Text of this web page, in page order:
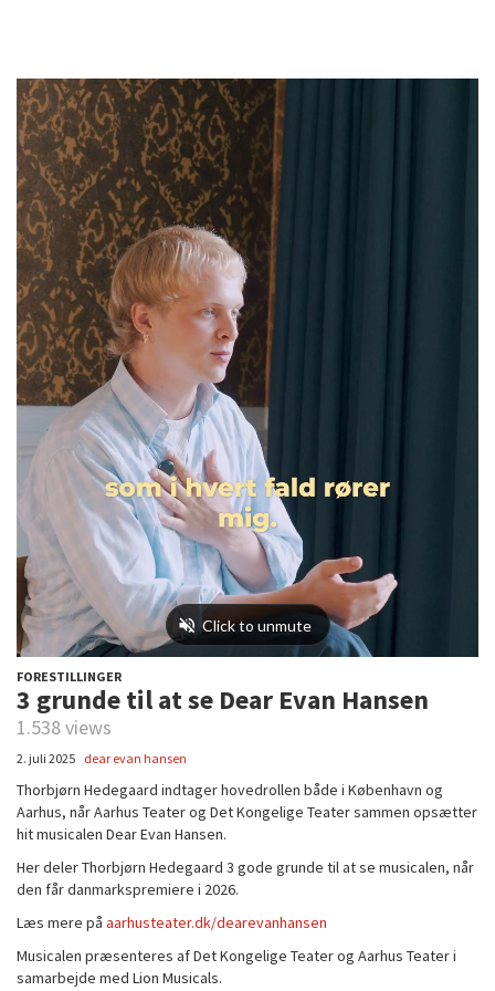
FORESTILLINGER
3 grunde til at se Dear Evan Hansen
1.538 views
2. juli 2025 dear evan hansen
Thorbjørn Hedegaard indtager hovedrollen både i København og
Aarhus, når Aarhus Teater og Det Kongelige Teater sammen opsætter
hit musicalen Dear Evan Hansen.
Her deler Thorbjørn Hedegaard 3 gode grunde til at se musicalen, når
den får danmarkspremiere i 2026.
Læs mere på aarhusteater.dk/dearevanhansen
Musicalen præsenteres af Det Kongelige Teater og Aarhus Teater i
samarbejde med Lion Musicals.